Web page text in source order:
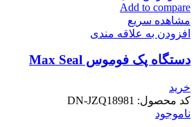
Add to compare
مشاهده سریع
افزودن به علاقه مندی
دستگاه پک فوموس Max Seal
خرید
کد محصول: DN-JZQ18981
ناموجود